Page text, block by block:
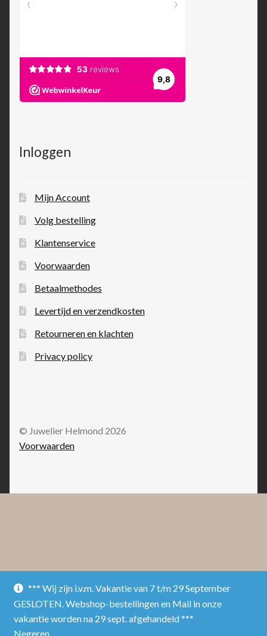
*** Wij zijn i.v.m. Vakantie van 7 t/m 29 September
GESLOTEN. Webshop-bestellingen en Mail in onze
vakantie worden na 29 sept. afgehandeld ***
Negeren
Inloggen
Mijn Account
Volg bestelling
Klantenservice
Voorwaarden
Betaalmethodes
Levertijd en verzendkosten
Retourneren en klachten
Privacy policy
© Juwelier Helmond 2026
Voorwaarden